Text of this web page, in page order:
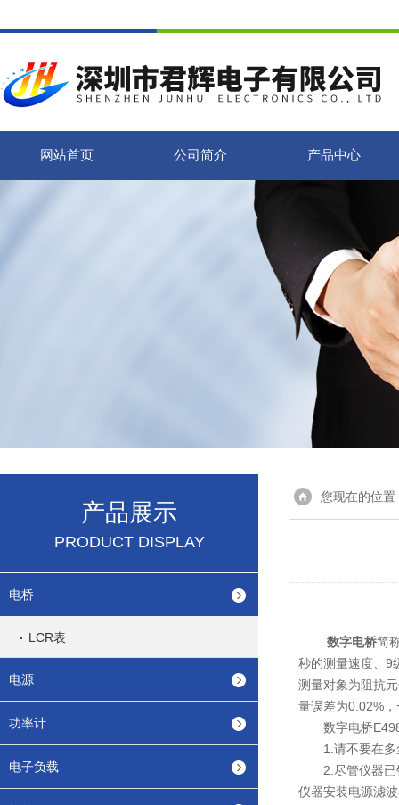
网站首页 公司简介 产品中心
产品展示
PRODUCT DISPLAY
电桥
LCR表
电源
功率计
电子负载
您现在的位置
数字电桥简
秒的测量速度、9
测量对象为阻抗
量误差为0.02%
数字电桥
1.请不要在多尘
2.尽管仪器已针
仪器安装电源滤